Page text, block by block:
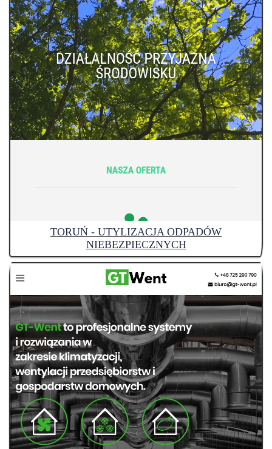
TORUŃ - UTYLIZACJA ODPADÓW
NIEBEZPIECZNYCH